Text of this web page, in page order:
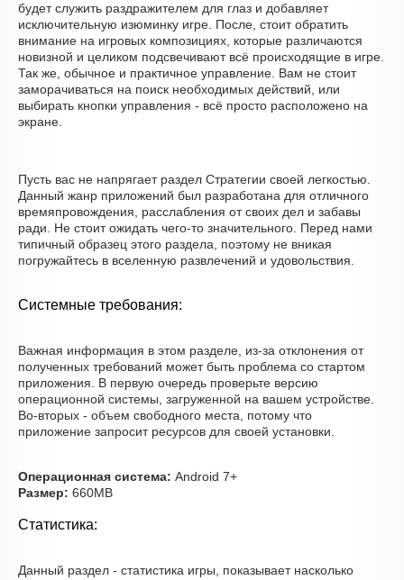
будет служить раздражителем для глаз и добавляет
исключительную изюминку игре. После, стоит обратить
внимание на игровых композициях, которые различаются
новизной и целиком подсвечивают всё происходящие в игре.
Так же, обычное и практичное управление. Вам не стоит
заморачиваться на поиск необходимых действий, или
выбирать кнопки управления - всё просто расположено на
экране.
Пусть вас не напрягает раздел Стратегии своей легкостью.
Данный жанр приложений был разработана для отличного
времяпровождения, расслабления от своих дел и забавы
ради. Не стоит ожидать чего-то значительного. Перед нами
типичный образец этого раздела, поэтому не вникая
погружайтесь в вселенную развлечений и удовольствия.
Системные требования:
Важная информация в этом разделе, из-за отклонения от
полученных требований может быть проблема со стартом
приложения. В первую очередь проверьте версию
операционной системы, загруженной на вашем устройстве.
Во-вторых - объем свободного места, потому что
приложение запросит ресурсов для своей установки.
Операционная система: Android 7+
Размер: 660MB
Статистика:
Данный раздел - статистика игры, показывает насколько